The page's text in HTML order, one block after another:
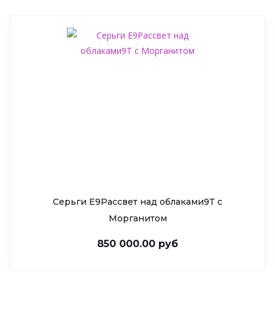
Серьги Е9Рассвет над облаками9Т c
Морганитом
850 000.00 руб